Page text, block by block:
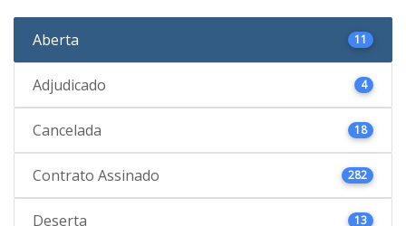
Aberta 11
Adjudicado 4
Cancelada 18
Contrato Assinado 282
Deserta 13